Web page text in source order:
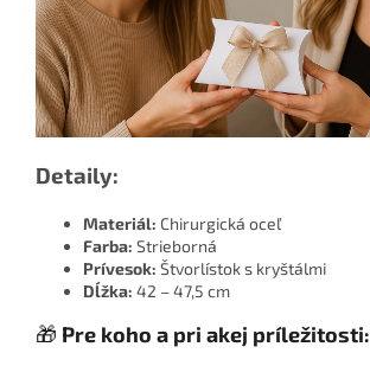
Detaily:
Materiál: Chirurgická oceľ
Farba: Strieborná
Prívesok: Štvorlístok s kryštálmi
Dĺžka: 42 – 47,5 cm
🎁 Pre koho a pri akej príležitosti: